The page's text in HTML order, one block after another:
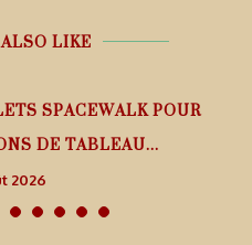
LIKE
SPACEWALK POUR
DE TABLEAU...
2026